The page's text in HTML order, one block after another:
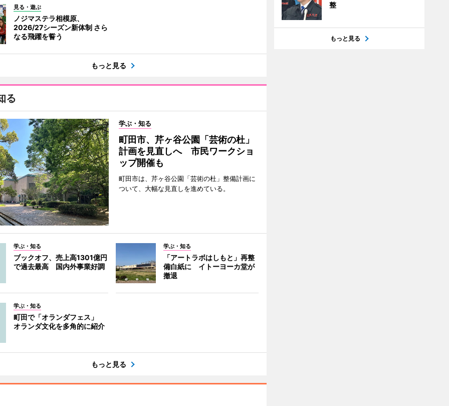
見る・遊ぶ
ノジマステラ相模原、
2026/27シーズン新体制 さら
なる飛躍を誓う
もっと見る
る
学ぶ・知る
町田市、芹ヶ谷公園「芸術の杜」
計画を見直しへ 市民ワークショ
ップ開催も
町田市は、芹ヶ谷公園「芸術の杜」整備計画に
ついて、大幅な見直しを進めている。
学ぶ・知る
ブックオフ、売上高1301億円
で過去最高 国内外事業好調
学ぶ・知る
「アートラボはしもと」再整
備白紙に イトーヨーカ堂が
撤退
学ぶ・知る
町田で「オランダフェス」
オランダ文化を多角的に紹介
もっと見る
整
もっと見る